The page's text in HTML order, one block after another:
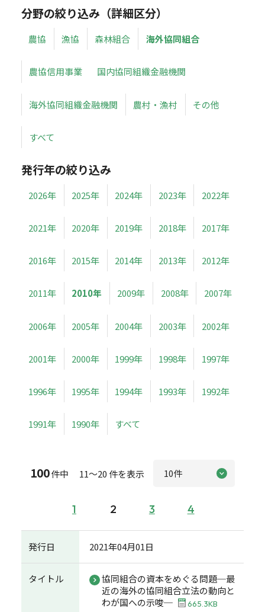
分野の絞り込み（詳細区分）
農協 漁協 森林組合 海外協同組合
農協信用事業 国内協同組織金融機関
海外協同組織金融機関 農村・漁村 その他
すべて
発行年の絞り込み
2026年 2025年 2024年 2023年 2022年
2021年 2020年 2019年 2018年 2017年
2016年 2015年 2014年 2013年 2012年
2011年 2010年 2009年 2008年 2007年
2006年 2005年 2004年 2003年 2002年
2001年 2000年 1999年 1998年 1997年
1996年 1995年 1994年 1993年 1992年
1991年 1990年 すべて
100件中 11～20 件を表示
1 2 3 4
発行日 2021年04月01日
タイトル
協同組合の資本をめぐる問題─最
近の海外の協同組合立法の動向と
わが国への示唆─
665.3KB